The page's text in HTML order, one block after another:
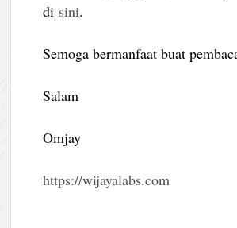
di sini.
Semoga bermanfaat buat
Salam
Omjay
https://wijayalabs.com